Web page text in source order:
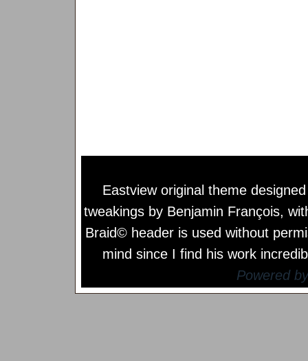
Eastview original theme
tweakings by Benjamin François,
Braid© header is used without
mind since I find his work
Powered